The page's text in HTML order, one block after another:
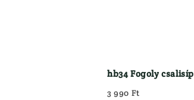
hb34 Fogoly csalisíp
3 990 Ft